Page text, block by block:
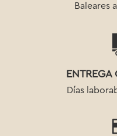
Baleares
Días